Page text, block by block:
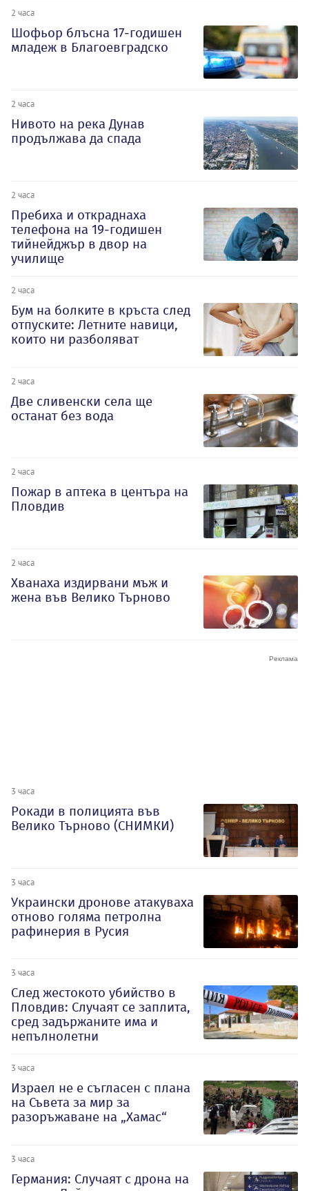
2 часа
Шофьор блъсна 17-годишен
младеж в Благоевградско
2 часа
Нивото на река Дунав
продължава да спада
2 часа
Пребиха и откраднаха
телефона на 19-годишен
тийнейджър в двор на
училище
2 часа
Бум на болките в кръста след
отпуските: Летните навици,
които ни разболяват
2 часа
Две сливенски села ще
останат без вода
2 часа
Пожар в аптека в центъра на
Пловдив
2 часа
Хванаха издирвани мъж и
жена във Велико Търново
3 часа
Рокади в полицията във
Велико Търново (СНИМКИ)
3 часа
Украински дронове атакуваха
отново голяма петролна
рафинерия в Русия
3 часа
След жестокото убийство в
Пловдив: Случаят се заплита,
сред задържаните има и
непълнолетни
3 часа
Израел не е съгласен с плана
на Съвета за мир за
разоръжаване на „Хамас“
3 часа
Германия: Случаят с дрона на